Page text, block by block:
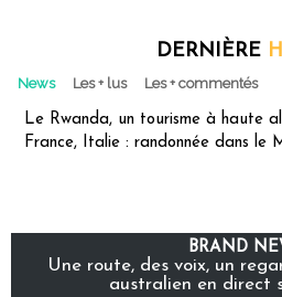
DERNIÈRE
News Les + lus Les + commentés
Le Rwanda, un tourisme à haute
France, Italie : randonnée dans le
BRAND
Une route, des voix, un
australien en direct